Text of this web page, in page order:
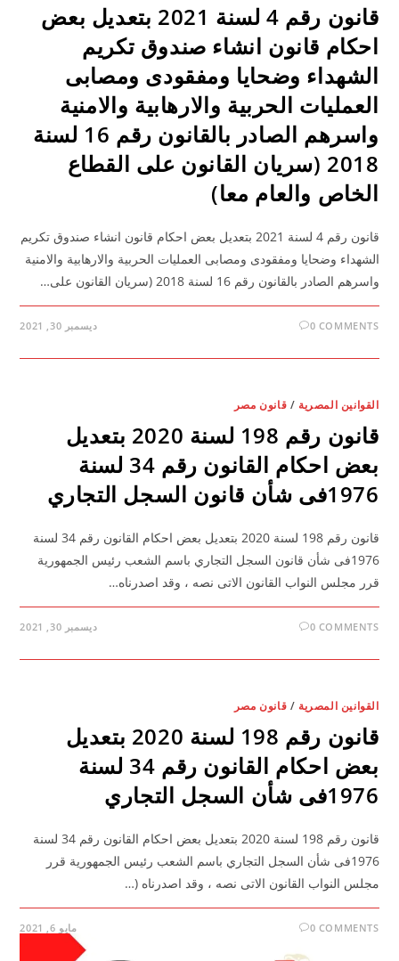
قانون رقم 4 لسنة 2021 بتعديل بعض
احكام قانون انشاء صندوق تكريم
الشهداء وضحايا ومفقودى ومصابى
العمليات الحربية والارهابية والامنية
واسرهم الصادر بالقانون رقم 16 لسنة
2018 (سريان القانون على القطاع
الخاص والعام معا)
قانون رقم 4 لسنة 2021 بتعديل بعض احكام قانون انشاء صندوق تكريم
الشهداء وضحايا ومفقودى ومصابى العمليات الحربية والارهابية والامنية
واسرهم الصادر بالقانون رقم 16 لسنة 2018 (سريان القانون على…
0 COMMENTS ديسمبر 30, 2021
القوانين المصرية / قانون مصر
قانون رقم 198 لسنة 2020 بتعديل
بعض احكام القانون رقم 34 لسنة
1976فى شأن قانون السجل التجاري
قانون رقم 198 لسنة 2020 بتعديل بعض احكام القانون رقم 34 لسنة
1976فى شأن قانون السجل التجاري باسم الشعب رئيس الجمهورية
قرر مجلس النواب القانون الاتى نصه ، وقد اصدرناه…
0 COMMENTS ديسمبر 30, 2021
القوانين المصرية / قانون مصر
قانون رقم 198 لسنة 2020 بتعديل
بعض احكام القانون رقم 34 لسنة
1976فى شأن السجل التجاري
قانون رقم 198 لسنة 2020 بتعديل بعض احكام القانون رقم 34 لسنة
1976فى شأن السجل التجاري باسم الشعب رئيس الجمهورية قرر
مجلس النواب القانون الاتى نصه ، وقد اصدرناه (…
0 COMMENTS مايو 6, 2021